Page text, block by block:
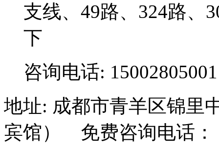
支线、49路、324路、
下
咨询电话: 15002805001
地址: 成都市青羊区锦里
宾馆） 免费咨询电话：